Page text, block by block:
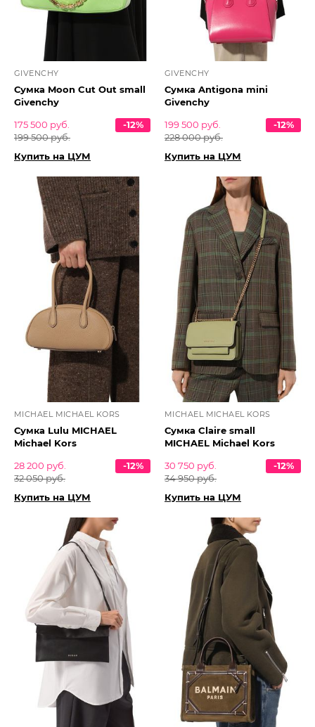
GIVENCHY
Сумка Moon Cut Out small
Givenchy
175 500 руб.
199 500 руб.
-12%
Купить на ЦУМ
GIVENCHY
Сумка Antigona mini
Givenchy
199 500 руб.
228 000 руб.
-12%
Купить на ЦУМ
MICHAEL MICHAEL KORS
Сумка Lulu MICHAEL
Michael Kors
28 200 руб.
32 050 руб.
-12%
Купить на ЦУМ
MICHAEL MICHAEL KORS
Сумка Claire small
MICHAEL Michael Kors
30 750 руб.
34 950 руб.
-12%
Купить на ЦУМ